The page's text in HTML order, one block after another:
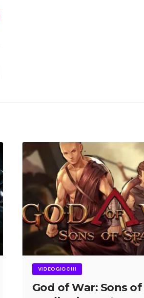
VIDEOGIOCHI
God of War: Sons